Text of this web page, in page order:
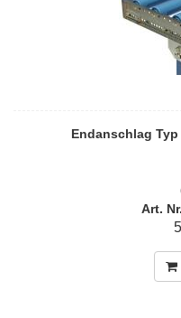
Endanschlag Typ
Art.